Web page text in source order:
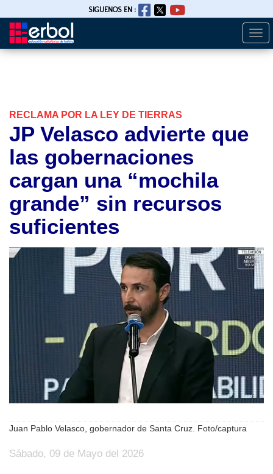
Pasar
SIGUENOS EN :
RECLAMA POR LA LEY DE TIERRAS
JP Velasco advierte que
las gobernaciones
cargan una “mochila
grande” sin recursos
suficientes
Juan Pablo Velasco, gobernador de Santa Cruz. Foto/captura
Sábado, 09 de Mayo del 2026